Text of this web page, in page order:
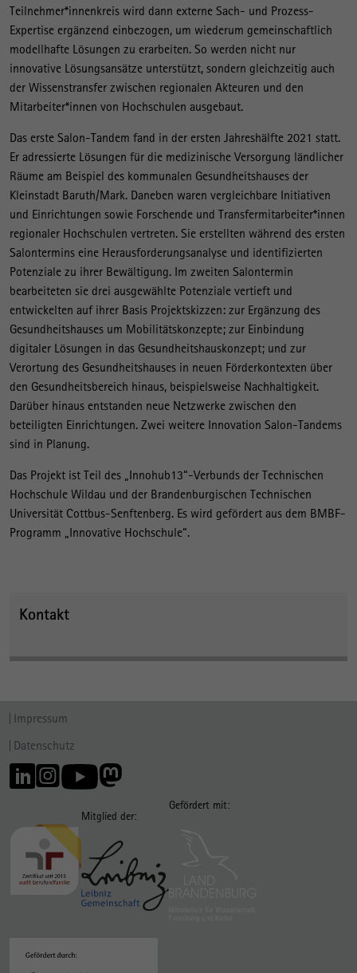
Teilnehmer*innenkreis wird dann externe Sach- und Prozess-
Expertise ergänzend einbezogen, um wiederum gemeinschaftlich
modellhafte Lösungen zu erarbeiten. So werden nicht nur
innovative Lösungsansätze unterstützt, sondern gleichzeitig auch
der Wissenstransfer zwischen regionalen Akteuren und den
Mitarbeiter*innen von Hochschulen ausgebaut.
Das erste Salon-Tandem fand in der ersten Jahreshälfte 2021 statt.
Er adressierte Lösungen für die medizinische Versorgung ländlicher
Räume am Beispiel des kommunalen Gesundheitshauses der
Kleinstadt Baruth/Mark. Daneben waren vergleichbare Initiativen
und Einrichtungen sowie Forschende und Transfermitarbeiter*innen
regionaler Hochschulen vertreten. Sie erstellten während des ersten
Salontermins eine Herausforderungsanalyse und identifizierten
Potenziale zu ihrer Bewältigung. Im zweiten Salontermin
bearbeiteten sie drei ausgewählte Potenziale vertieft und
entwickelten auf ihrer Basis Projektskizzen: zur Ergänzung des
Gesundheitshauses um Mobilitätskonzepte; zur Einbindung
digitaler Lösungen in das Gesundheitshauskonzept; und zur
Verortung des Gesundheitshauses in neuen Förderkontexten über
den Gesundheitsbereich hinaus, beispielsweise Nachhaltigkeit.
Darüber hinaus entstanden neue Netzwerke zwischen den
beteiligten Einrichtungen. Zwei weitere Innovation Salon-Tandems
sind in Planung.
Das Projekt ist Teil des „Innohub13“-Verbunds der Technischen
Hochschule Wildau und der Brandenburgischen Technischen
Universität Cottbus-Senftenberg. Es wird gefördert aus dem BMBF-
Programm „Innovative Hochschule“.
Kontakt
Impressum
Datenschutz
Mitglied der:
Gefördert mit: